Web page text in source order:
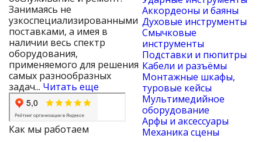
Занимаясь не
узкоспециализированными
поставками, а имея в
наличии весь спектр
оборудования,
применяемого для решения
самых разнообразных
задач... Читать еще
Как мы работаем
Аккордеоны и баяны
Духовые инструменты
Смычковые
инструменты
Подставки и пюпитры
Кабели и разъёмы
Монтажные шкафы,
туровые кейсы
Мультимедийное
оборудование
Арфы и аксессуары
Механика сцены